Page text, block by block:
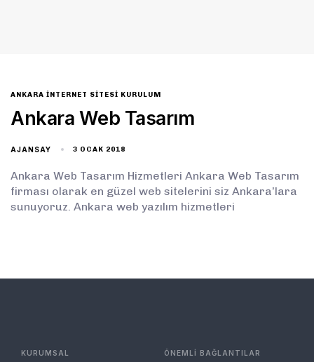
ANKARA İNTERNET SITESI KURULUM
Ankara Web Tasarım
AJANSAY 3 OCAK 2018
Ankara Web Tasarım Hizmetleri Ankara Web Tasarım
firması olarak en güzel web sitelerini siz Ankara’lara
sunuyoruz. Ankara web yazılım hizmetleri
KURUMSAL ÖNEMLİ BAĞLANTILAR